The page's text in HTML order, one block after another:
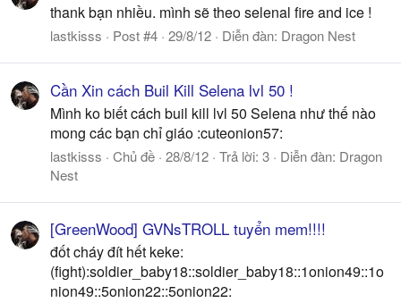
thank bạn nhiều. mình sẽ theo selenal fire and ice !
lastkisss Post #4 29/8/12 Diễn đàn: Dragon Nest
Cần Xin cách Buil Kill Selena lvl 50 !
Mình ko biết cách buil kill lvl 50 Selena như thế nào
mong các bạn chỉ giáo :cuteonion57:
lastkisss Chủ đề 28/8/12 Trả lời: 3 Diễn đàn: Dragon
Nest
[GreenWood] GVNsTROLL tuyển mem!!!!
đốt cháy đít hết keke:
(fight):soldier_baby18::soldier_baby18::1onion49::1o
nion49::5onion22::5onion22: